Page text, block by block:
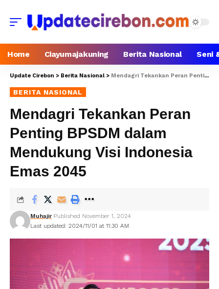
Home Ciayumajakuning Berita Nasional Seni
Update Cirebon > Berita Nasional > Mendagri Tekankan Peran Penting BPSDM dalam Mendukung Visi Indonesia Emas 2045
BERITA NASIONAL
Mendagri Tekankan Peran
Penting BPSDM dalam
Mendukung Visi Indonesia
Emas 2045
Last updated: 2024/11/01 at 11:30 AM
Muhajir Published November 1, 2024